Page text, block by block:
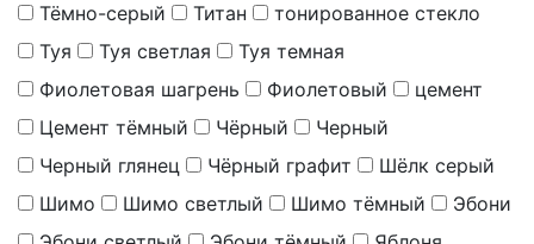
Тёмно-серый
Титан
тонированное стекло
Туя
Туя светлая
Туя темная
Фиолетовая шагрень
Фиолетовый
цемент
Цемент тёмный
Чёрный
Черный
Черный глянец
Чёрный графит
Шёлк серый
Шимо
Шимо светлый Шимо тёмный
Эбони